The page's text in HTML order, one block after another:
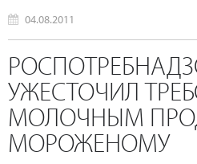
04.08.2011
УЖЕСТОЧИЛ
МОЛОЧНЫМ
МОРОЖЕНОМУ